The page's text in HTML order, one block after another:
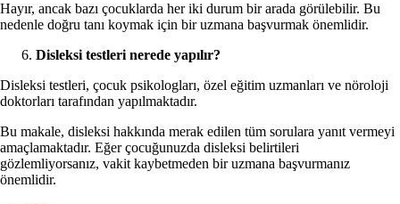
Hayır, ancak bazı çocuklarda her iki durum bir arada görülebilir. Bu
nedenle doğru tanı koymak için bir uzmana başvurmak önemlidir.
Disleksi testleri nerede yapılır?
Disleksi testleri, çocuk psikologları, özel eğitim uzmanları ve nöroloji
doktorları tarafından yapılmaktadır.
Bu makale, disleksi hakkında merak edilen tüm sorulara yanıt vermeyi
amaçlamaktadır. Eğer çocuğunuzda disleksi belirtileri
gözlemliyorsanız, vakit kaybetmeden bir uzmana başvurmanız
önemlidir.